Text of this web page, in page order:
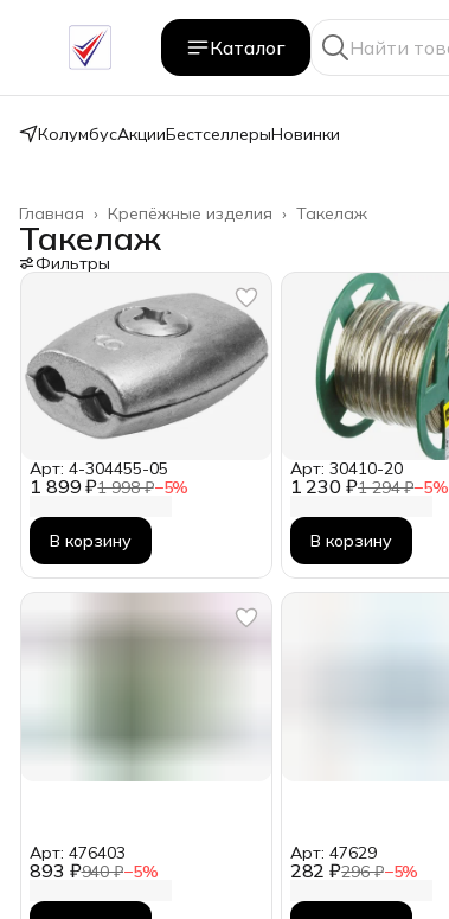
Каталог
КолумбусАкцииБестселлерыНовинки
Такелаж
Крепёжные изделия ›
Главная ›
Такелаж
Фильтры
1 899 ₽1 998 ₽−5%
Арт: 4-304455-05
В корзину
1 230 ₽1 294 ₽−5%
Арт: 30410-20
В корзину
893 ₽940 ₽−5%
Арт: 476403
282 ₽296 ₽−5%
Арт: 47629